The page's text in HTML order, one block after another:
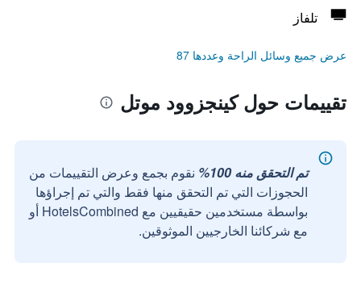
تلفاز
عرض جميع وسائل الراحة وعددها 87
تقييمات حول كينجزوود موتل
تم التحقق منه 100%
نقوم بجمع وعرض التقييمات من
الحجوزات التي تم التحقق منها فقط والتي تم إجراؤها
بواسطة مستخدمين حقيقيين مع HotelsCombined أو
مع شركائنا الخارجيين الموثوقين.